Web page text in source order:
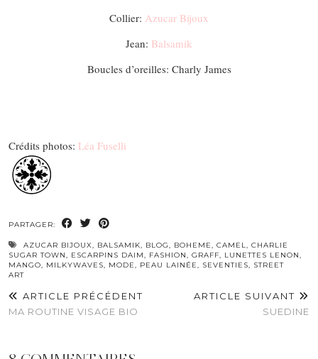
Collier: Azucar Bijoux
Jean: Balsamik
Boucles d’oreilles: Charly James
Crédits photos: Léa Fuselli
PARTAGER:
AZUCAR BIJOUX BALSAMIK BLOG BOHEME CAMEL
CHARLIE
SUGAR TOWN
ESCARPINS DAIM FASHION GRAFF LUNETTES LENON
MANGO
MILKYWAVES MODE PEAU LAINÉE SEVENTIES
STREET
ART
ARTICLE PRÉCÉDENT
MA ROUTINE VISAGE BIO
ARTICLE SUIVANT
SUEDINE